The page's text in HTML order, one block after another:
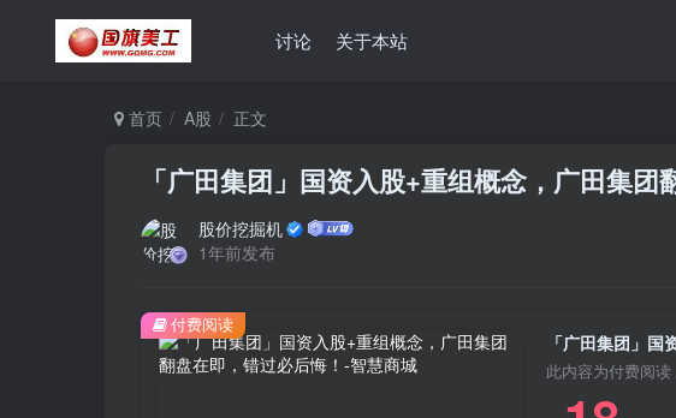
讨论 关于本站
首页 A股 正文
「广田集团」国资入股+重组概念，广田集团
股价挖掘机
1年前发布
「广田集团」
此内容为付费阅
付费阅读